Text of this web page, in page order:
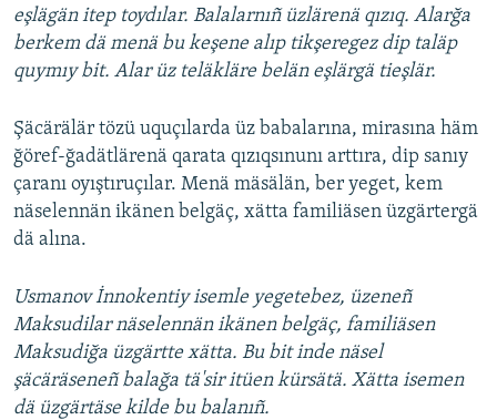
eşlägän itep toydılar. Balalarnıñ üzlärenä qızıq. Alarğa
berkem dä menä bu keşene alıp tikşeregez dip taläp
quymıy bit. Alar üz teläkläre belän eşlärgä tieşlär.
Şäcärälär tözü uquçılarda üz babalarına, mirasına häm
ğöref-ğadätlärenä qarata qızıqsınunı arttıra, dip sanıy
çaranı oyıştıruçılar. Menä mäsälän, ber yeget, kem
näselennän ikänen belgäç, xätta familiäsen üzgärtergä
dä alına.
Usmanov İnnokentiy isemle yegetebez, üzeneñ
Maksudilar näselennän ikänen belgäç, familiäsen
Maksudiğa üzgärtte xätta. Bu bit inde näsel
şäcäräseneñ balağa tä'sir itüen kürsätä. Xätta isemen
dä üzgärtäse kilde bu balanıñ.